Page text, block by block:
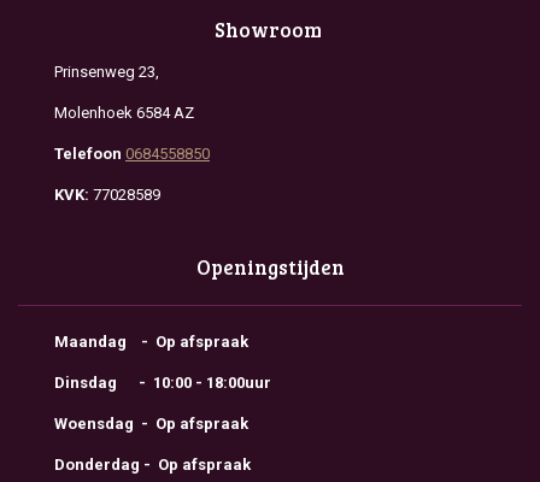
Showroom
Prinsenweg 23,
Molenhoek 6584 AZ
Telefoon 0684558850
KVK: 77028589
Openingstijden
Maandag - Op afspraak
Dinsdag - 10:00 - 18:00uur
Woensdag - Op afspraak
Donderdag - Op afspraak